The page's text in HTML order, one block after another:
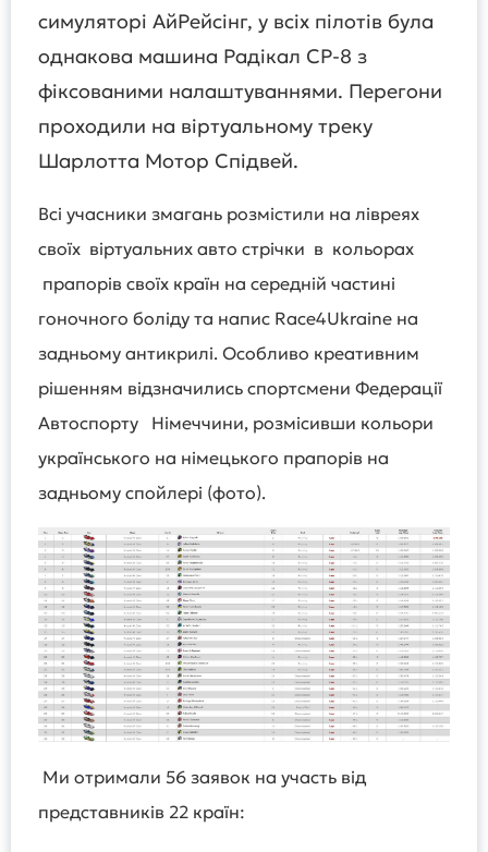
симуляторі АйРейсінг, у всіх пілотів була
однакова машина Радікал СР-8 з
фіксованими налаштуваннями. Перегони
проходили на віртуальному треку
Шарлотта Мотор Спідвей.
Всі учасники змагань розмістили на лівреях
своїх віртуальних авто стрічки в кольорах
прапорів своїх країн на середній частині
гоночного боліду та напис Race4Ukraine на
задньому антикрилі. Особливо креативним
рішенням відзначились спортсмени Федерації
Автоспорту Німеччини, розмісивши кольори
українського на німецького прапорів на
задньому спойлері (фото).
Ми отримали 56 заявок на участь від
представників 22 країн: